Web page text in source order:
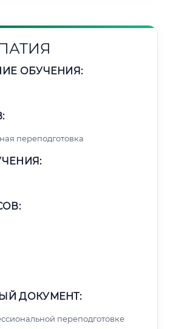
ОБУЧЕНИЯ:
переподготовка
ДОКУМЕНТ:
переподготовке